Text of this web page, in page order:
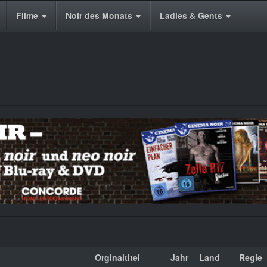
Filme Noir des Monats Ladies & Gents
Orginaltitel Jahr Land Regie